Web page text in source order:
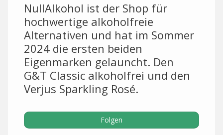
NullAlkohol ist der Shop für
hochwertige alkoholfreie
Alternativen und hat im Sommer
2024 die ersten beiden
Eigenmarken gelauncht. Den
G&T Classic alkoholfrei und den
Verjus Sparkling Rosé.
Folgen